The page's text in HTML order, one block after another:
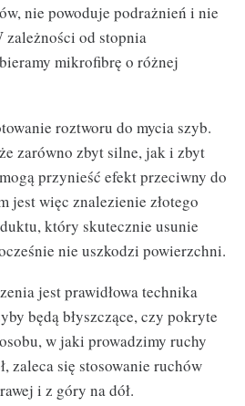
nie powoduje podrażnień i nie
zależności od stopnia
mikrofibrę o różnej
roztworu do mycia szyb.
zarówno zbyt silne, jak i zbyt
przynieść efekt przeciwny do
jest więc znalezienie złotego
który skutecznie usunie
nie uszkodzi powierzchni.
jest prawidłowa technika
będą błyszczące, czy pokryte
w jaki prowadzimy ruchy
zaleca się stosowanie ruchów
i z góry na dół.